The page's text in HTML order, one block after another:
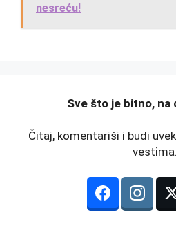
nesreću!
️Sve što je bitno, na
Čitaj, komentariši i budi
vestima.